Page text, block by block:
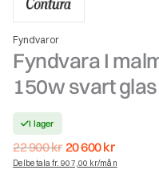
Fyndvaror
Fyndvara I
150w svart glas
I lager
22 900kr Det
ursprungliga
20 600krDet
Delbetala fr. 907,00 kr/mån